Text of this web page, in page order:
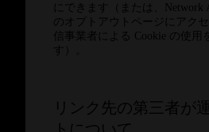
にできます（または、Network
のオプトアウトページにアク
信事業者による Cookie の使用
す）。
リンク先の第三者が